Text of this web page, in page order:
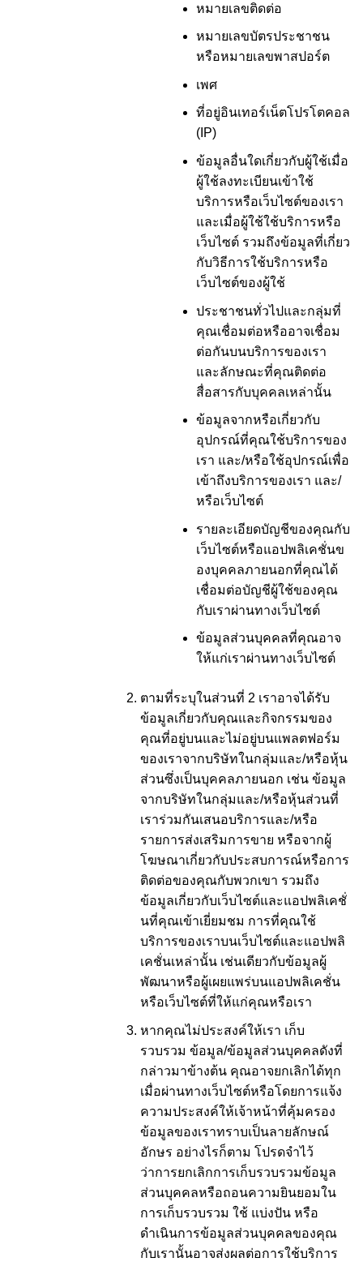
หมายเลขติดต่อ
หมายเลขบัตรประชาชน
หรือหมายเลขพาสปอร์ต
เพศ
ที่อยู่อินเทอร์เน็ตโปรโตคอล
(IP)
ข้อมูลอื่นใดเกี่ยวกับผู้ใช้เมื่อ
ผู้ใช้ลงทะเบียนเข้าใช้
บริการหรือเว็บไซต์ของเรา
และเมื่อผู้ใช้ใช้บริการหรือ
เว็บไซต์ รวมถึงข้อมูลที่เกี่ยว
กับวิธีการใช้บริการหรือ
เว็บไซต์ของผู้ใช้
ประชาชนทั่วไปและกลุ่มที่
คุณเชื่อมต่อหรืออาจเชื่อม
ต่อกันบนบริการของเรา
และลักษณะที่คุณติดต่อ
สื่อสารกับบุคคลเหล่านั้น
ข้อมูลจากหรือเกี่ยวกับ
อุปกรณ์ที่คุณใช้บริการของ
เรา และ/หรือใช้อุปกรณ์เพื่อ
เข้าถึงบริการของเรา และ/
หรือเว็บไซต์
รายละเอียดบัญชีของคุณกับ
เว็บไซต์หรือแอปพลิเคชั่นข
องบุคคลภายนอกที่คุณได้
เชื่อมต่อบัญชีผู้ใช้ของคุณ
กับเราผ่านทางเว็บไซต์
ข้อมูลส่วนบุคคลที่คุณอาจ
ให้แก่เราผ่านทางเว็บไซต์
ตามที่ระบุในส่วนที่ 2 เราอาจได้รับ
ข้อมูลเกี่ยวกับคุณและกิจกรรมของ
คุณที่อยู่บนและไม่อยู่บนแพลตฟอร์ม
ของเราจากบริษัทในกลุ่มและ/หรือหุ้น
ส่วนซึ่งเป็นบุคคลภายนอก เช่น ข้อมูล
จากบริษัทในกลุ่มและ/หรือหุ้นส่วนที่
เราร่วมกันเสนอบริการและ/หรือ
รายการส่งเสริมการขาย หรือจากผู้
โฆษณาเกี่ยวกับประสบการณ์หรือการ
ติดต่อของคุณกับพวกเขา รวมถึง
ข้อมูลเกี่ยวกับเว็บไซต์และแอปพลิเคชั่
นที่คุณเข้าเยี่ยมชม การที่คุณใช้
บริการของเราบนเว็บไซต์และแอปพลิ
เคชั่นเหล่านั้น เช่นเดียวกับข้อมูลผู้
พัฒนาหรือผู้เผยแพร่บนแอปพลิเคชั่น
หรือเว็บไซต์ที่ให้แก่คุณหรือเรา
หากคุณไม่ประสงค์ให้เรา เก็บ
รวบรวม ข้อมูล/ข้อมูลส่วนบุคคลดังที่
กล่าวมาข้างต้น คุณอาจยกเลิกได้ทุก
เมื่อผ่านทางเว็บไซต์หรือโดยการแจ้ง
ความประสงค์ให้เจ้าหน้าที่คุ้มครอง
ข้อมูลของเราทราบเป็นลายลักษณ์
อักษร อย่างไรก็ตาม โปรดจำไว้
ว่าการยกเลิกการเก็บรวบรวมข้อมูล
ส่วนบุคคลหรือถอนความยินยอมใน
การเก็บรวบรวม ใช้ แบ่งปัน หรือ
ดำเนินการข้อมูลส่วนบุคคลของคุณ
กับเรานั้นอาจส่งผลต่อการใช้บริการ